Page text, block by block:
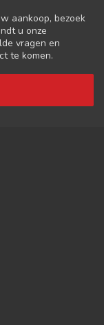
aankoop, bezoek
u onze
vragen en
te komen.